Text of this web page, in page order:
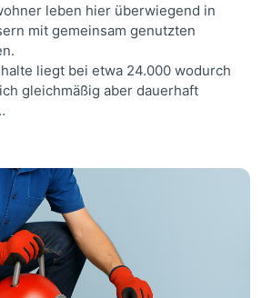
leben hier überwiegend in
mit gemeinsam genutzten
liegt bei etwa 24.000 wodurch
gleichmäßig aber dauerhaft